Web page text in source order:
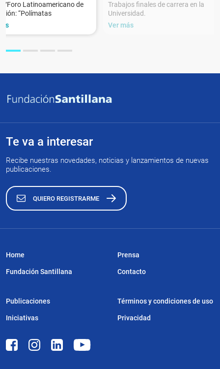
Latinoamericano de
“Polímatas
Trabajos finales de carrera en la
Universidad.
Ver más
Te va a interesar
Recibe nuestras novedades, noticias y lanzamientos de nuevas
publicaciones.
QUIERO REGISTRARME
Home
Fundación Santillana
Publicaciones
Iniciativas
Prensa
Contacto
Términos y condiciones de uso
Privacidad